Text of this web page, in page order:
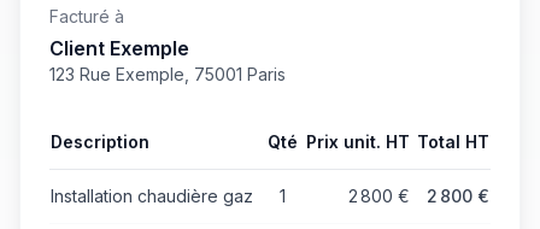
Facturé à
Client Exemple
123 Rue Exemple, 75001 Paris
Description Qté Prix unit. HT Total HT
Installation chaudière gaz 1 2 800 € 2 800 €